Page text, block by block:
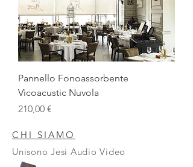
Pannello Fonoassorbente
Vicoacustic Nuvola
Prezzo
210,00 €
CHI SIAMO
Unisono Jesi Audio Video